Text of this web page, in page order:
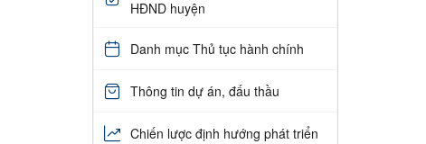
HĐND huyện
Danh mục Thủ tục hành chính
Thông tin dự án, đấu thầu
Chiến lược định hướng phát triển